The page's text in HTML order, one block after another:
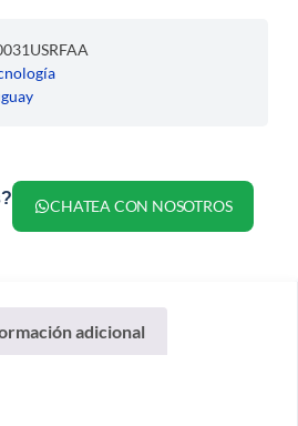
CHATEA CON NOSOTROS
adicional